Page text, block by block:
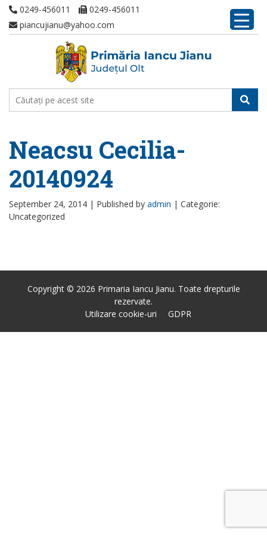
0249-456011
0249-456011
piancujianu@yahoo.com
Neacsu Cecilia-
20140924
September 24, 2014 | Published by admin | Categorie:
Uncategorized
Copyright © 2026 Primaria Iancu Jianu. Toate drepturile
rezervate.
Utilizare cookie-uri
GDPR